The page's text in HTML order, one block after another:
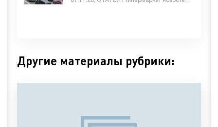
Другие материалы рубрики: